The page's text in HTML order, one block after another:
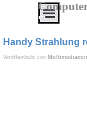
Direkt zum Menü
IT
Service
Handy Strahlung
Veröffentlicht von